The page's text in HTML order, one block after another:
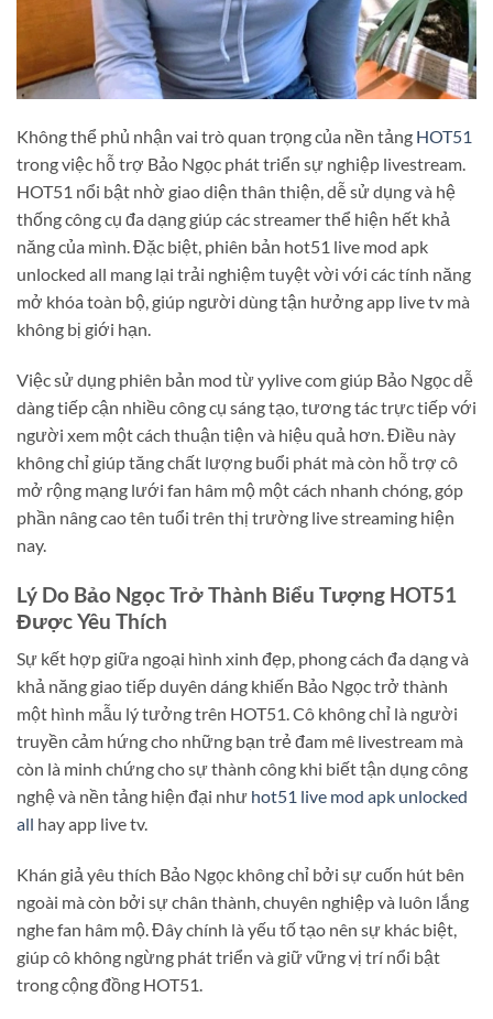
Không thể phủ nhận vai trò quan trọng của nền tảng HOT51
trong việc hỗ trợ Bảo Ngọc phát triển sự nghiệp livestream.
HOT51 nổi bật nhờ giao diện thân thiện, dễ sử dụng và hệ
thống công cụ đa dạng giúp các streamer thể hiện hết khả
năng của mình. Đặc biệt, phiên bản hot51 live mod apk
unlocked all mang lại trải nghiệm tuyệt vời với các tính năng
mở khóa toàn bộ, giúp người dùng tận hưởng app live tv mà
không bị giới hạn.
Việc sử dụng phiên bản mod từ yylive com giúp Bảo Ngọc dễ
dàng tiếp cận nhiều công cụ sáng tạo, tương tác trực tiếp với
người xem một cách thuận tiện và hiệu quả hơn. Điều này
không chỉ giúp tăng chất lượng buổi phát mà còn hỗ trợ cô
mở rộng mạng lưới fan hâm mộ một cách nhanh chóng, góp
phần nâng cao tên tuổi trên thị trường live streaming hiện
nay.
Lý Do Bảo Ngọc Trở Thành Biểu Tượng HOT51
Được Yêu Thích
Sự kết hợp giữa ngoại hình xinh đẹp, phong cách đa dạng và
khả năng giao tiếp duyên dáng khiến Bảo Ngọc trở thành
một hình mẫu lý tưởng trên HOT51. Cô không chỉ là người
truyền cảm hứng cho những bạn trẻ đam mê livestream mà
còn là minh chứng cho sự thành công khi biết tận dụng công
nghệ và nền tảng hiện đại như hot51 live mod apk unlocked
all hay app live tv.
Khán giả yêu thích Bảo Ngọc không chỉ bởi sự cuốn hút bên
ngoài mà còn bởi sự chân thành, chuyên nghiệp và luôn lắng
nghe fan hâm mộ. Đây chính là yếu tố tạo nên sự khác biệt,
giúp cô không ngừng phát triển và giữ vững vị trí nổi bật
trong cộng đồng HOT51.